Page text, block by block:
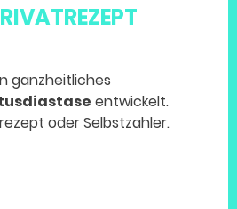
ganzheitliches
entwickelt.
oder Selbstzahler.